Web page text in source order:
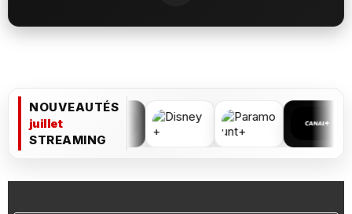
NOUVEAUTÉS
juillet
STREAMING